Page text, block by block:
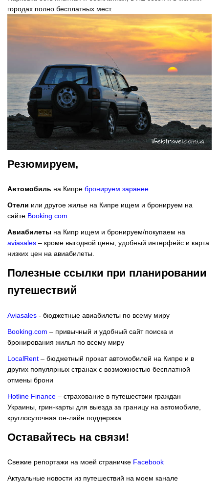
городах полно бесплатных мест.
Резюмируем,
Автомобиль на Кипре бронируем заранее
Отели или другое жилье на Кипре ищем и бронируем на
сайте Booking.com
Авиабилеты на Кипр ищем и бронируем/покупаем на
aviasales – кроме выгодной цены, удобный интерфейс и карта
низких цен на авиабилеты.
Полезные ссылки при планировании
путешествий
Aviasales - бюджетные авиабилеты по всему миру
Booking.com – привычный и удобный сайт поиска и
бронирования жилья по всему миру
LocalRent – бюджетный прокат автомобилей на Кипре и в
других популярных странах с возможностью бесплатной
отмены брони
Hotline Finance – страхование в путешествии граждан
Украины, грин-карты для выезда за границу на автомобиле,
круглосуточная он-лайн поддержка
Оставайтесь на связи!
Свежие репортажи на моей страничке Facebook
Актуальные новости из путешествий на моем канале